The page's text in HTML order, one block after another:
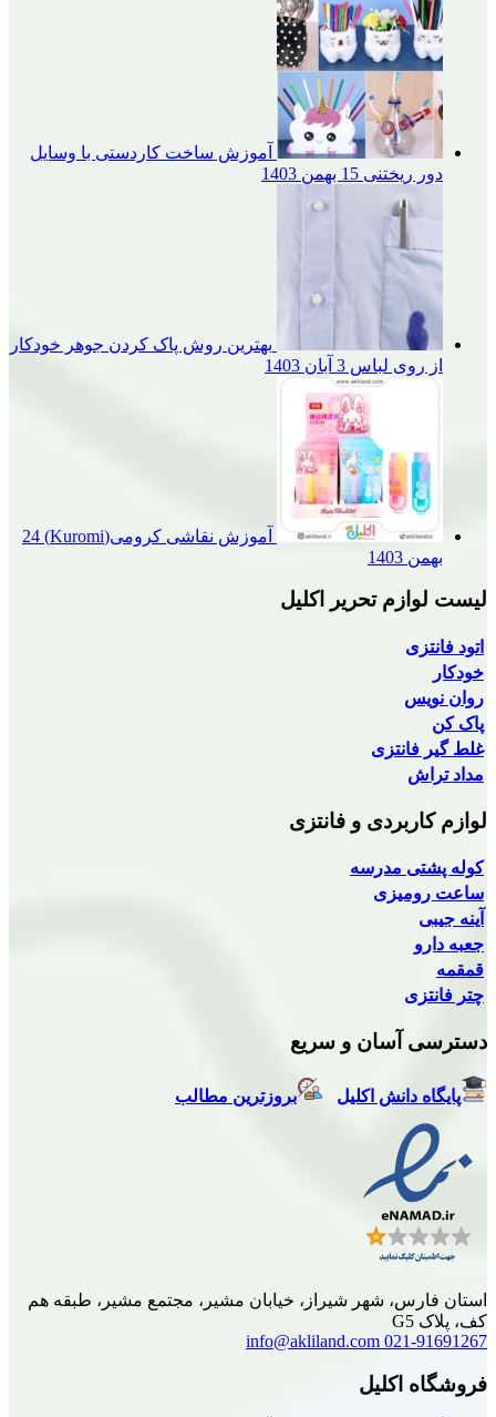
آموزش ساخت کاردستی با وسایل
15 بهمن 1403
بهترین روش پاک کردن جوهر خودکار
لباس
آموزش نقاشی کرومی(Kuromi)
24
تحریر اکلیل
و فانتزی
مدرسه
و سریع
اکلیل بروزترین مطالب
شهر شیراز، خیابان مشیر، مجتمع مشیر، طبقه هم
info@akliland.com